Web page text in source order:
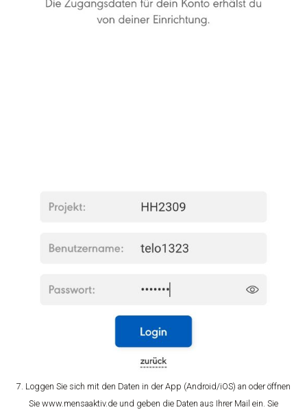
7. Loggen Sie sich mit den Daten in der App (Android/iOS) an oder öffnen
Sie www.mensaaktiv.de und geben die Daten aus Ihrer Mail ein. Sie